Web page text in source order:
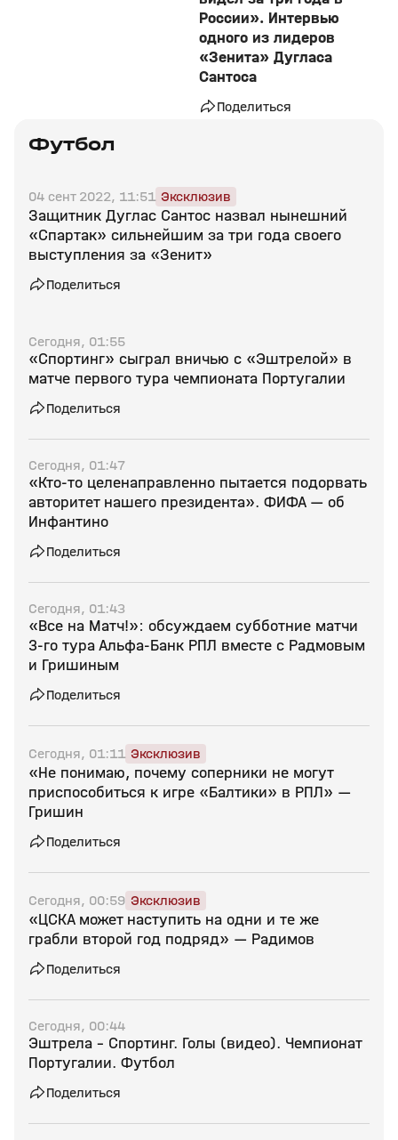
России». Интервью
одного из лидеров
«Зенита» Дугласа
Сантоса
Поделиться
Футбол
04 сент 2022, 11:51 Эксклюзив
Защитник Дуглас Сантос назвал нынешний
«Спартак» сильнейшим за три года своего
выступления за «Зенит»
Поделиться
Сегодня, 01:55
«Спортинг» сыграл вничью с «Эштрелой» в
матче первого тура чемпионата Португалии
Поделиться
Сегодня, 01:47
«Кто‑то целенаправленно пытается подорвать
авторитет нашего президента». ФИФА — об
Инфантино
Поделиться
Сегодня, 01:43
«Все на Матч!»: обсуждаем субботние матчи
3-го тура Альфа-Банк РПЛ вместе с Радмовым
и Гришиным
Поделиться
Сегодня, 01:11 Эксклюзив
«Не понимаю, почему соперники не могут
приспособиться к игре «Балтики» в РПЛ» —
Гришин
Поделиться
Сегодня, 00:59 Эксклюзив
«ЦСКА может наступить на одни и те же
грабли второй год подряд» — Радимов
Поделиться
Сегодня, 00:44
Эштрела - Спортинг. Голы (видео). Чемпионат
Португалии. Футбол
Поделиться